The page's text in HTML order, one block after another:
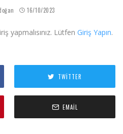
16/10/2023
yapmalısınız. Lütfen Giriş Yapın.
TWITTER
EMAIL